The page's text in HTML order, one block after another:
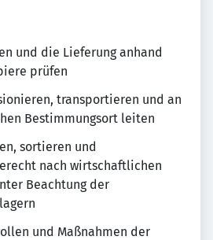
und die Lieferung anhand
prüfen
transportieren und an
Bestimmungsort leiten
sortieren und
nach wirtschaftlichen
Beachtung der
und Maßnahmen der